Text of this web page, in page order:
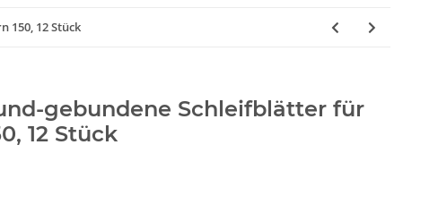
150, 12 Stück
gebundene Schleifblätter für
12 Stück